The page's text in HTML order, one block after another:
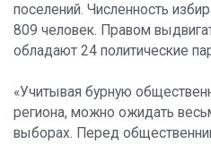
поселений. Численность
809 человек. Правом
обладают 24 политические
«Учитывая бурную
региона, можно ожидать
выборах. Перед